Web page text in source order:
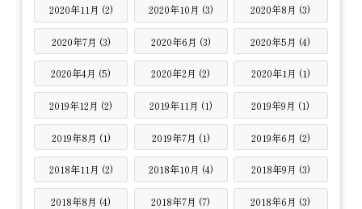
2020年11月 (2) 2020年10月 (3) 2020年8月 (3)
2020年7月 (3) 2020年6月 (3) 2020年5月 (4)
2020年4月 (5) 2020年2月 (2) 2020年1月 (1)
2019年12月 (2) 2019年11月 (1) 2019年9月 (1)
2019年8月 (1) 2019年7月 (1) 2019年6月 (2)
2018年11月 (2) 2018年10月 (4) 2018年9月 (3)
2018年8月 (4) 2018年7月 (7) 2018年6月 (3)